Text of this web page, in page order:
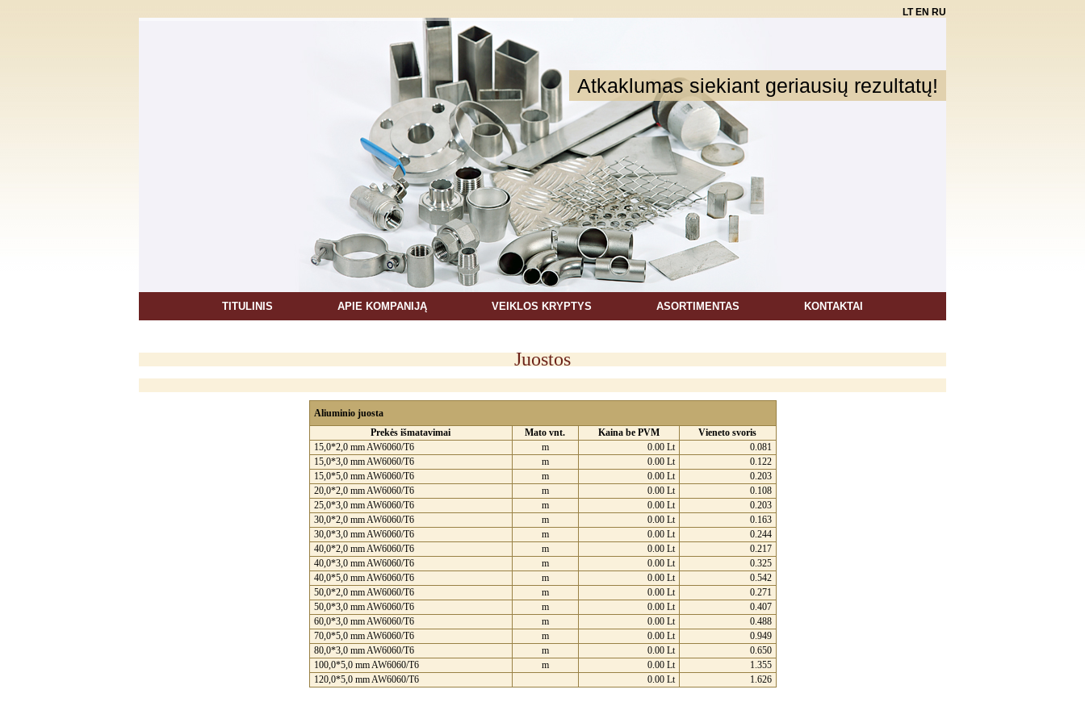
LT EN RU
Atkaklumas siekiant geriausių rezultatų!
TITULINIS APIE KOMPANIJĄ VEIKLOS KRYPTYS ASORTIMENTAS KONTAKTAI
Juostos
Aliuminio juosta
Prekės išmatavimai
Mato vnt. Kaina be PVM
Vieneto svoris
15,0*2,0 mm AW6060/T6
m 0.00 Lt
0.081
15,0*3,0 mm AW6060/T6
m 0.00 Lt
0.122
15,0*5,0 mm AW6060/T6
m 0.00 Lt
0.203
20,0*2,0 mm AW6060/T6
m 0.00 Lt
0.108
25,0*3,0 mm AW6060/T6
m 0.00 Lt
0.203
30,0*2,0 mm AW6060/T6
m 0.00 Lt
0.163
30,0*3,0 mm AW6060/T6
m 0.00 Lt
0.244
40,0*2,0 mm AW6060/T6
m 0.00 Lt
0.217
40,0*3,0 mm AW6060/T6
m 0.00 Lt
0.325
40,0*5,0 mm AW6060/T6
m 0.00 Lt
0.542
50,0*2,0 mm AW6060/T6
m 0.00 Lt
0.271
50,0*3,0 mm AW6060/T6
m 0.00 Lt
0.407
60,0*3,0 mm AW6060/T6
m 0.00 Lt
0.488
70,0*5,0 mm AW6060/T6
m 0.00 Lt
0.949
80,0*3,0 mm AW6060/T6
m 0.00 Lt
0.650
100,0*5,0 mm AW6060/T6
m 0.00 Lt
1.355
120,0*5,0 mm AW6060/T6
0.00 Lt 1.626